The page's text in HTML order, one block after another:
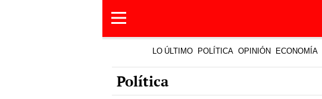
LO ÚLTIMO POLÍTICA OPINIÓN ECONOMÍA
Política